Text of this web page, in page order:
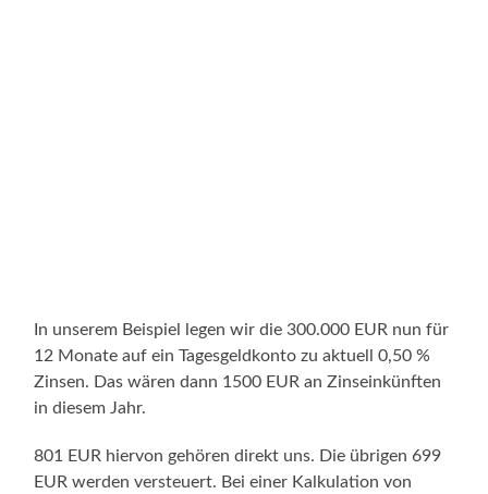
In unserem Beispiel legen wir die 300.000 EUR nun für
12 Monate auf ein Tagesgeldkonto zu aktuell 0,50 %
Zinsen. Das wären dann 1500 EUR an Zinseinkünften
in diesem Jahr.
801 EUR hiervon gehören direkt uns. Die übrigen 699
EUR werden versteuert. Bei einer Kalkulation von